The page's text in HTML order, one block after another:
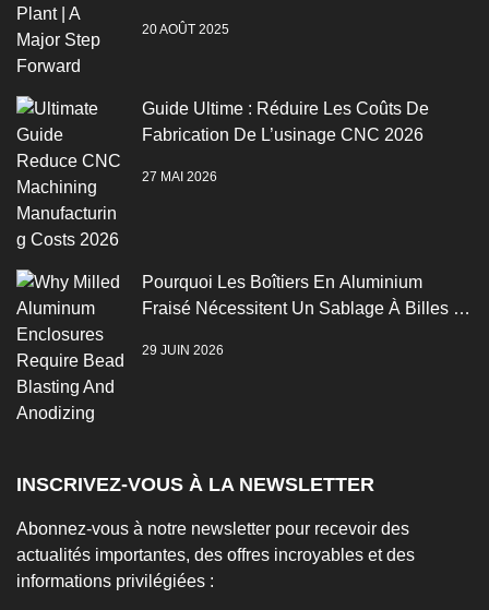
20 AOÛT 2025
Guide Ultime : Réduire Les Coûts De
Fabrication De L’usinage CNC 2026
27 MAI 2026
Pourquoi Les Boîtiers En Aluminium
Fraisé Nécessitent Un Sablage À Billes Et
29 JUIN 2026
INSCRIVEZ-VOUS À LA NEWSLETTER
Abonnez-vous à notre newsletter pour recevoir des
actualités importantes, des offres incroyables et des
informations privilégiées :